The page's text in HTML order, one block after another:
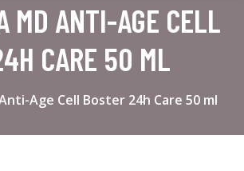
MD ANTI-AGE CELL
CARE 50 ML
Age Cell Boster 24h Care 50 ml